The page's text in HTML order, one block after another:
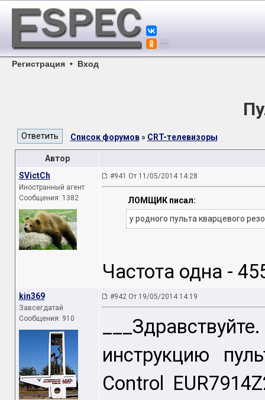
Регистрация • Вход
Список форумов» CRT-телевизоры
Автор
SVictCh
Иностранный агент
Сообщения: 1382
#941 От 11/05/2014 14:28
ЛОМЩИК писал:
у родного пульта кварцевого
Частота одна -
kin369
Завсегдатай
Сообщения: 910
#942 От 19/05/2014 14:19
инструкцию
Control